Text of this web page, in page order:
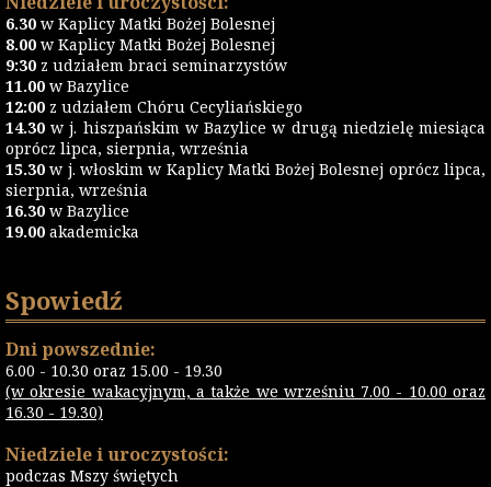
6.30 w Kaplicy Matki Bożej Bolesnej
8.00 w Kaplicy Matki Bożej Bolesnej
9:30 z udziałem braci seminarzystów
11.00 w Bazylice
12:00 z udziałem Chóru Cecyliańskiego
14.30 w j. hiszpańskim w Bazylice w drugą niedzielę miesiąca
oprócz lipca, sierpnia, września
15.30 w j. włoskim w Kaplicy Matki Bożej Bolesnej oprócz lipca,
sierpnia, września
16.30 w Bazylice
19.00 akademicka
Spowiedź
Dni powszednie:
6.00 - 10.30 oraz 15.00 - 19.30
(w okresie wakacyjnym, a także we wrześniu 7.00 - 10.00 oraz
16.30 - 19.30)
Niedziele i uroczystości:
podczas Mszy świętych